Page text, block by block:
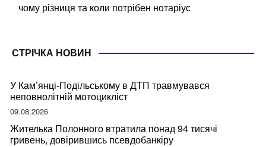
чому різниця та коли потрібен нотаріус
СТРІЧКА НОВИН
У Кам’янці-Подільському в ДТП травмувався
неповнолітній мотоцикліст
09.08.2026
Жителька Полонного втратила понад 94 тисячі
гривень, довірившись псевдобанкіру